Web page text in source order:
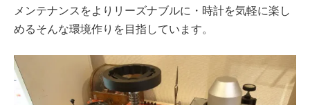
メンテナンスをよりリーズナブルに・時計を気軽に楽し
めるそんな環境作りを目指しています。